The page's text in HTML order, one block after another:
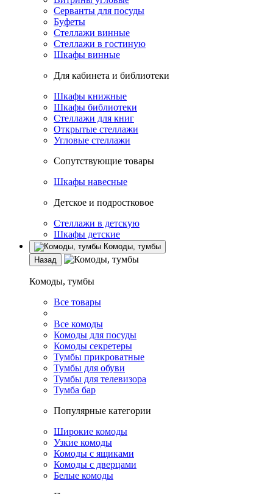
Серванты для посуды
Буфеты
Стеллажи винные
Стеллажи в гостиную
Шкафы винные
Для кабинета и библиотеки
Шкафы книжные
Шкафы библиотеки
Стеллажи для книг
Открытые стеллажи
Угловые стеллажи
Сопутствующие товары
Шкафы навесные
Детское и подростковое
Стеллажи в детскую
Шкафы детские
Комоды, тумбы
Назад
Комоды, тумбы
Все товары
Все комоды
Комоды для посуды
Комоды секретеры
Тумбы прикроватные
Тумбы для обуви
Тумбы для телевизора
Тумба бар
Популярные категории
Широкие комоды
Узкие комоды
Комоды с ящиками
Комоды с дверцами
Белые комоды